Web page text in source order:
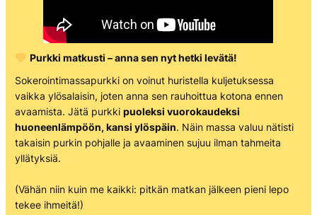
Purkki matkusti – anna sen nyt hetki levätä!
Sokerointimassapurkki on voinut huristella kuljetuksessa
vaikka ylösalaisin, joten anna sen rauhoittua kotona ennen
avaamista. Jätä purkkipuoleksi vuorokaudeksi
huoneenlämpöön, kansi ylöspäin. Näin massa valuu nätisti
takaisin purkin pohjalle ja avaaminen sujuu ilman tahmeita
yllätyksiä.
(Vähän niin kuin me kaikki: pitkän matkan jälkeen pieni lepo
tekee ihmeitä!)